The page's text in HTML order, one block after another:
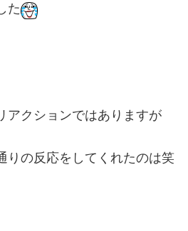
た
アクションではありますが
りの反応をしてくれたのは笑